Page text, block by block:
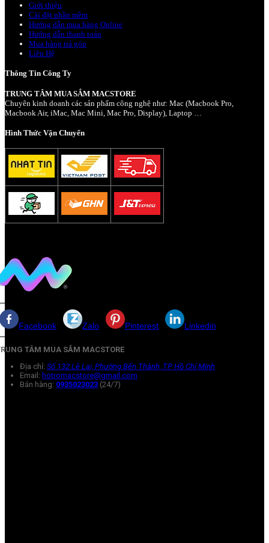
Giới thiệu
Cài đặt phần mềm
Hướng dẫn mua hàng Online
Hướng dẫn thanh toán
Mua hàng trả góp
Liên Hệ
Thông Tin Công Ty
TRUNG TÂM MUA SẮM MACSTORE
Chuyên kinh doanh các sản phẩm công nghệ như: Mac (Macbook Pro,
Macbook Air, iMac, Mac Mini, Mac Pro, Display), Laptop …
Hình Thức Vận Chuyển
Facebook Zalo Pinterest Linkedin
TÂM MUA SẮM MACSTORE
Địa chỉ: Số 132 Lê Lai, Phường Bến Thành, TP Hồ Chí Minh
Email: hotromacstore@gmail.com
Bán hàng: 0935023023 (24/7)